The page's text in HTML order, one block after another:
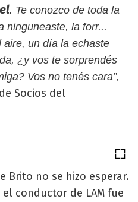
. Te conozco de toda la
ninguneaste, la forr...
aire, un día la echaste
¿y vos te sorprendés
Vos no tenés cara”,
Socios del
Brito no se hizo esperar.
conductor de LAM fue